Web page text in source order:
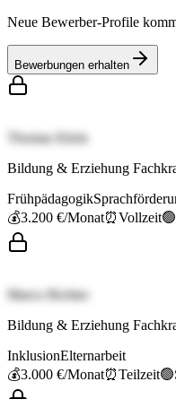
Neue Bewerber-Profile
Bewerbungen erhalten
Thomas Klein
Bildung & Erziehung
Frühpädagogik
💰3.200 €/Monat⏰Vollzeit🟢
Marco Richter
Bildung & Erziehung
InklusionElternarbeit
💰3.000 €/Monat⏰Teilzeit🟢